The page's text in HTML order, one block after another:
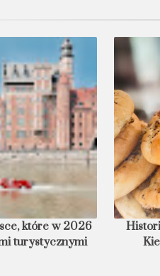
które w 2026
turystycznymi